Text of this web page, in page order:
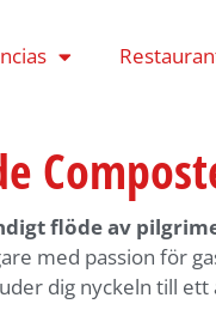
flöde av
med passion för
dig nyckeln till